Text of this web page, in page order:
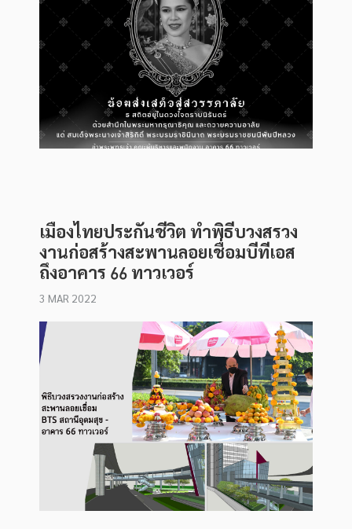
เมืองไทยประกันชีวิต ทำพิธีบวงสรวง
งานก่อสร้างสะพานลอยเชื่อมบีทีเอส
ถึงอาคาร 66 ทาวเวอร์
3 MAR 2022